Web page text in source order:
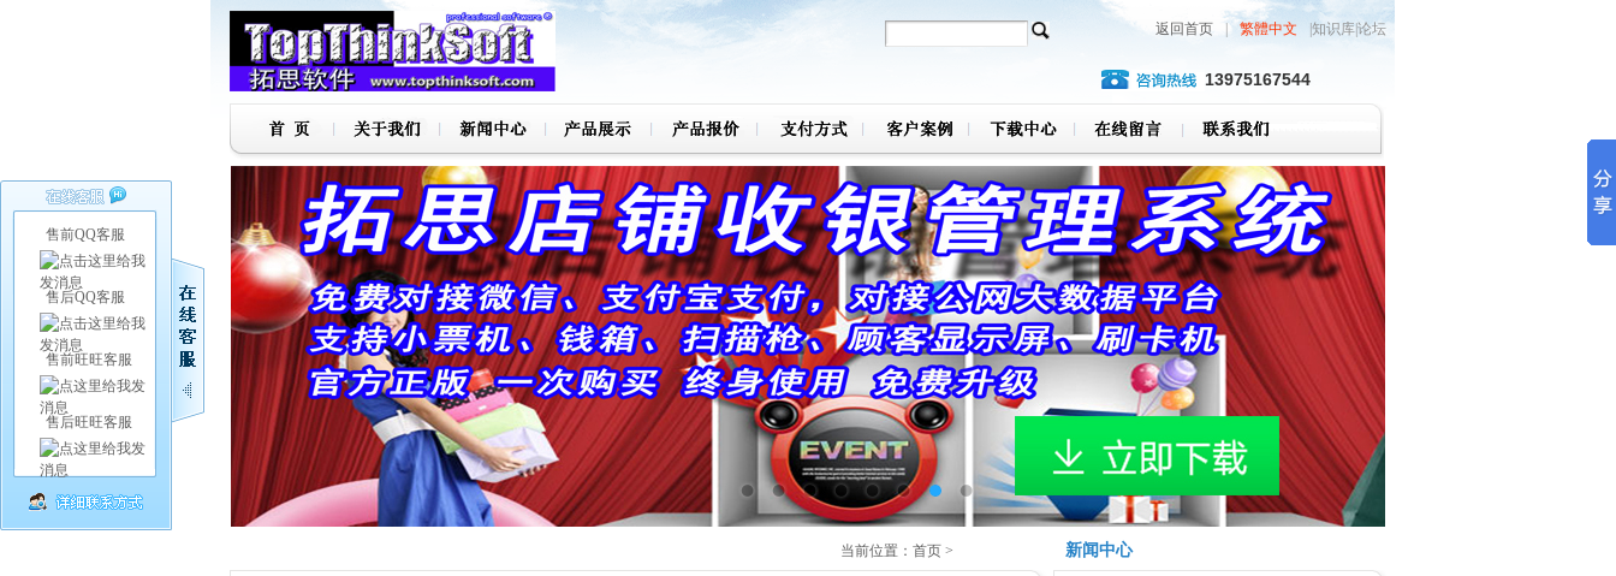
返回首页 繁體中文 |知识库|论坛
13975167544
当前位置：首页 > 新闻中心
售前QQ客服
售后QQ客服
售前旺旺客服
售后旺旺客服